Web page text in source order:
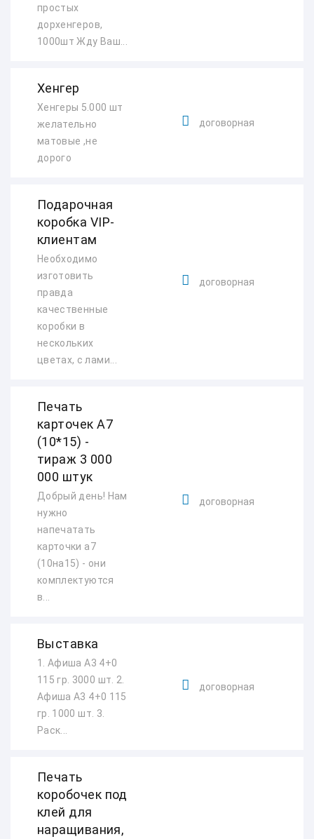
простых
дорхенгеров,
1000шт Жду Ваш...
Хенгер
Хенгеры 5.000 шт
желательно
матовые ,не
дорого
договорная
Подарочная
коробка VIP-
клиентам
Необходимо
изготовить
правда
качественные
коробки в
нескольких
цветах, с лами...
договорная
Печать
карточек А7
(10*15) -
тираж 3 000
000 штук
Добрый день! Нам
нужно
напечатать
карточки а7
(10на15) - они
комплектуются
в...
договорная
Выставка
1. Афиша А3 4+0
115 гр. 3000 шт. 2.
Афиша А3 4+0 115
гр. 1000 шт. 3.
Раск...
договорная
Печать
коробочек под
клей для
наращивания,